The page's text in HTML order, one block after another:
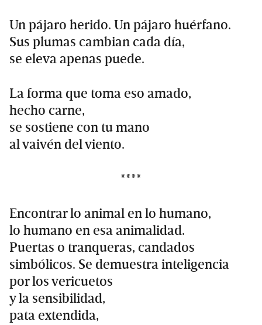
Un pájaro herido. Un pájaro huérfano.
Sus plumas cambian cada día,
se eleva apenas puede.
La forma que toma eso amado,
hecho carne,
se sostiene con tu mano
al vaivén del viento.
****
Encontrar lo animal en lo humano,
lo humano en esa animalidad.
Puertas o tranqueras, candados
simbólicos. Se demuestra inteligencia
por los vericuetos
y la sensibilidad,
pata extendida,